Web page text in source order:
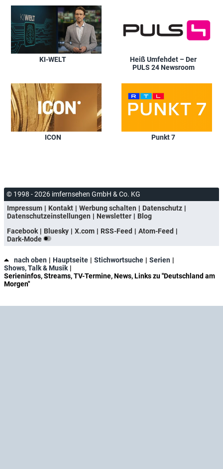
Janina Kirsch
KI-WELT
Heiß Umfehdet – Der
PULS 24 Newsroom
ICON Punkt 7
© 1998 - 2026 imfernsehen GmbH & Co. KG
Impressum
Kontakt Werbung schalten
Datenschutz
Datenschutzeinstellungen
Newsletter
Blog
Facebook
Bluesky X.com RSS-Feed
Atom-Feed
Dark-Mode
nach oben Hauptseite Stichwortsuche
Serien
Shows, Talk & Musik
Serieninfos, Streams, TV-Termine, News, Links zu "Deutschland am
Morgen"